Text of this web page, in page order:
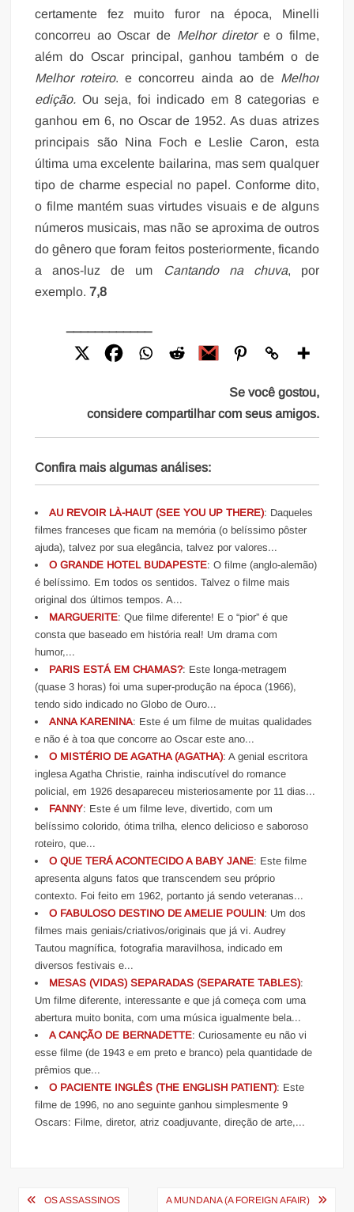
certamente fez muito furor na época, Minelli
concorreu ao Oscar de Melhor diretore o filme,
além do Oscar principal, ganhou também o de
Melhor roteiro. e concorreu ainda ao de Melhor
edição. Ou seja, foi indicado em 8 categorias e
ganhou em 6, no Oscar de 1952. As duas atrizes
principais são Nina Foch e Leslie Caron, esta
última uma excelente bailarina, mas sem qualquer
tipo de charme especial no papel. Conforme dito,
o filme mantém suas virtudes visuais e de alguns
números musicais, mas não se aproxima de outros
do gênero que foram feitos posteriormente, ficando
a anos-luz de um
Cantando na chuva, por
exemplo.7,8
Se você gostou,
considere compartilhar com seus amigos.
Confira mais algumas análises:
AU REVOIR LÀ-HAUT (SEE YOU UP THERE): Daqueles
filmes franceses que ficam na memória (o belíssimo pôster
ajuda), talvez por sua elegância, talvez por valores...
O GRANDE HOTEL BUDAPESTE: O filme (anglo-alemão)
é belíssimo. Em todos os sentidos. Talvez o filme mais
original dos últimos tempos. A...
MARGUERITE: Que filme diferente! E o “pior” é que
consta que baseado em história real! Um drama com
humor,...
PARIS ESTÁ EM CHAMAS?: Este longa-metragem
(quase 3 horas) foi uma super-produção na época (1966),
tendo sido indicado no Globo de Ouro...
ANNA KARENINA: Este é um filme de muitas qualidades
e não é à toa que concorre ao Oscar este ano...
O MISTÉRIO DE AGATHA (AGATHA): A genial escritora
inglesa Agatha Christie, rainha indiscutível do romance
policial, em 1926 desapareceu misteriosamente por 11 dias...
FANNY: Este é um filme leve, divertido, com um
belíssimo colorido, ótima trilha, elenco delicioso e saboroso
roteiro, que...
O QUE TERÁ ACONTECIDO A BABY JANE: Este filme
apresenta alguns fatos que transcendem seu próprio
contexto. Foi feito em 1962, portanto já sendo veteranas...
O FABULOSO DESTINO DE AMELIE POULIN: Um dos
filmes mais geniais/criativos/originais que já vi. Audrey
Tautou magnífica, fotografia maravilhosa, indicado em
diversos festivais e...
MESAS (VIDAS) SEPARADAS (SEPARATE TABLES):
Um filme diferente, interessante e que já começa com uma
abertura muito bonita, com uma música igualmente bela...
A CANÇÃO DE BERNADETTE: Curiosamente eu não vi
esse filme (de 1943 e em preto e branco) pela quantidade de
prêmios que...
O PACIENTE INGLÊS (THE ENGLISH PATIENT): Este
filme de 1996, no ano seguinte ganhou simplesmente 9
Oscars: Filme, diretor, atriz coadjuvante, direção de arte,...
Navegação
OS ASSASSINOS A MUNDANA (A FOREIGN AFAIR)